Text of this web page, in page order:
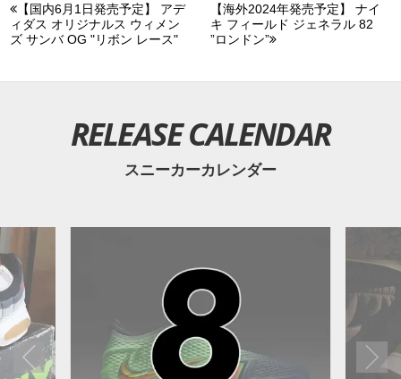
【国内6月1日発売予定】 アデ
ィダス オリジナルス ウィメン
ズ サンバ OG "リボン レース"
【海外2024年発売予定】 ナイ
キ フィールド ジェネラル 82
”ロンドン”
RELEASE CALENDAR
スニーカーカレンダー